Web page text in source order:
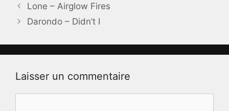
Lone – Airglow Fires
Darondo – Didn’t I
Laisser un commentaire